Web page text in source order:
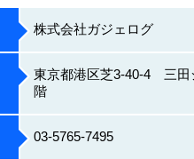
株式会社ガジェログ
東京都港区芝3-40-4 三田
階
03-5765-7495